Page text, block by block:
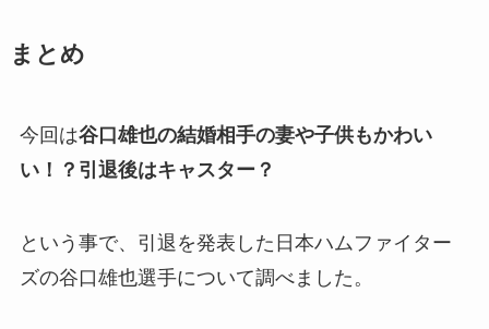
まとめ
今回は谷口雄也の結婚相手の妻や子供もかわい
い！？引退後はキャスター？
という事で、引退を発表した日本ハムファイター
ズの谷口雄也選手について調べました。